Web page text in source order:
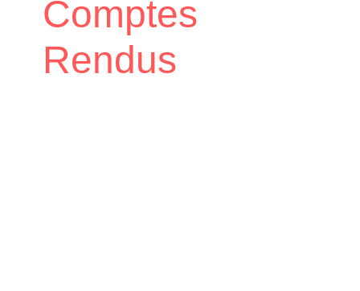
Comptes
Rendus